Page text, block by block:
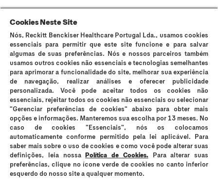
Os preservativos Durex são dispositivos médicos de uso único e podem
ser utilizados para fins contracetivos e prevenção da transmissão de
infeções sexualmente transmissíveis (IST). Durex Lubrificantes e Durex
Massage 2in1 são dispositivos médicos que suavizam a secura vaginal e
os incómodos íntimos e são compatíveis com preservativos, no entanto
não são contracetivos e não contêm espermicida. Os lubrificantes Durex
podem reduzir a mobilidade do esperma; se está a tentar engravidar,
consulte o seu médico. Em caso de sensibilidade ao látex, consulte o seu
médico antes de utilizar os preservativos. Os preservativos Durex Placer
Prolongado e Durex Mutual Clímax não devem ser utilizados quando
qualquer dos parceiros sofrer de problemas respiratórios. Nenhum método
contracetivo garante 100% de prevenção da gravidez ou transmissão de
IST. Evite o contacto com os olhos, cortes, pele ferida ou irritada. Leia
atentamente a rotulagem e as instruções de utilização. Em caso de dúvida
consulte o seu médico ou farmacêutico. Se sentir irritação ou desconforto
interrompa o seu uso. Em caso de persistência dos sintomas, se sentir
Cookies Neste Site
Nós, Reckitt Benckiser Healthcare Portugal Lda., usamos cookies
essenciais para permitir que este site funcione e para salvar
algumas de suas preferências. Nós e nossos parceiros também
usamos outros cookies não essenciais e tecnologias semelhantes
para aprimorar a funcionalidade do site, melhorar sua experiência
de navegação, realizar análises e oferecer publicidade
personalizada. Você pode aceitar todos os cookies não
essenciais, rejeitar todos os cookies não essenciais ou selecionar
"Gerenciar preferências de cookies" abaixo para obter mais
opções e informações. Manteremos sua escolha por 13 meses. No
caso de cookies "Essenciais", nós os colocamos
automaticamente conforme permitido pela lei aplicável. Para
saber mais sobre o uso de cookies e como você pode alterar suas
definições, leia nossaPolítica de Cookies.Para alterar suas
preferências, clique no ícone verde de cookies no canto inferior
esquerdo do nosso site a qualquer momento.